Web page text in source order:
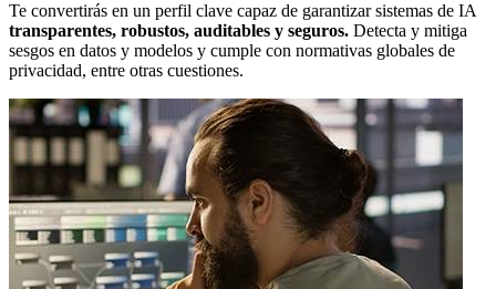
Te convertirás en un perfil clave capaz de garantizar sistemas de IA
transparentes, robustos, auditables y seguros. Detecta y mitiga
sesgos en datos y modelos y cumple con normativas globales de
privacidad, entre otras cuestiones.